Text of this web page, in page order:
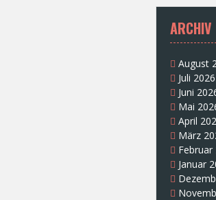
ARCHIV
August
Juli 2026
Juni
Mai
April
März
Februar
Januar